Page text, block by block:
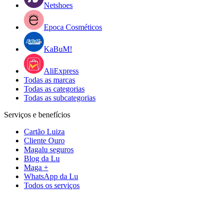
Netshoes
Epoca Cosméticos
KaBuM!
AliExpress
Todas as marcas
Todas as categorias
Todas as subcategorias
Serviços e benefícios
Cartão Luiza
Cliente Ouro
Magalu seguros
Blog da Lu
Maga +
WhatsApp da Lu
Todos os serviços